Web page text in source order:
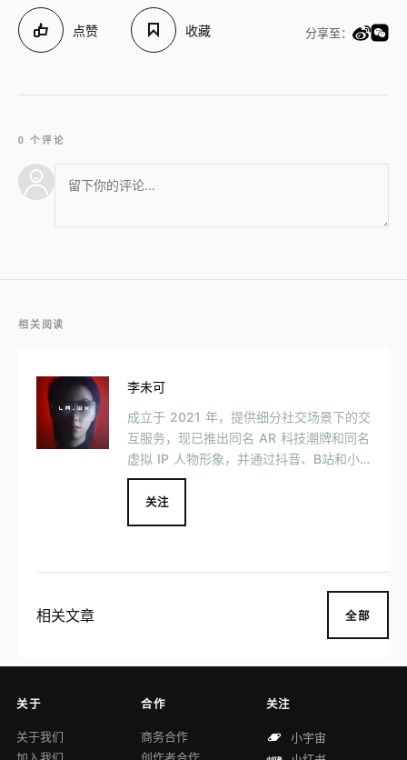
点赞 收藏 分享至：
0 个评论
相关阅读
李未可
成立于 2021 年，提供细分社交场景下的交
互服务，现已推出同名 AR 科技潮牌和同名
虚拟 IP 人物形象，并通过抖音、B站和小
红书等内容平台，以视频输出方式构建 I
P。关注
相关文章 全部
关于
关于我们
合作
商务合作
关注
小宇宙